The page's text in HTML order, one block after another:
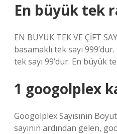
En büyük tek
EN BÜYÜK TEK VE ÇİFT
basamaklı tek sayı
tek sayı 99’dur. En büyük
1 googolplex
Googolplex Sayısının
sayının ardından gelen,